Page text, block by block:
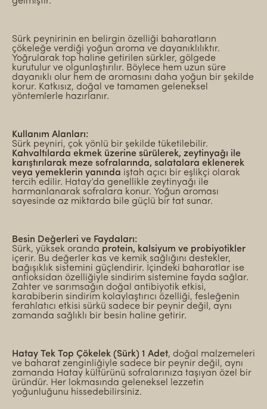
Sürk peynirinin en belirgin özelliği baharatların
çökeleğe verdiği yoğun aroma ve dayanıklılıktır.
Yoğrularak top haline getirilen sürkler, gölgede
kurutulur ve olgunlaştırılır. Böylece hem uzun süre
dayanıklı olur hem de aromasını daha yoğun bir şekilde
korur. Katkısız, doğal ve tamamen geleneksel
yöntemlerle hazırlanır.
Kullanım Alanları:
Sürk peyniri, çok yönlü bir şekilde tüketilebilir.
Kahvaltılarda ekmek üzerine sürülerek, zeytinyağı ile
karıştırılarak meze sofralarında, salatalara eklenerek
veya yemeklerin yanında iştah açıcı bir eşlikçi olarak
tercih edilir. Hatay’da genellikle zeytinyağı ile
harmanlanarak sofralara konur. Yoğun aroması
sayesinde az miktarda bile güçlü bir tat sunar.
Besin Değerleri ve Faydaları:
Sürk, yüksek oranda protein, kalsiyum ve probiyotikler
içerir. Bu değerler kas ve kemik sağlığını destekler,
bağışıklık sistemini güçlendirir. İçindeki baharatlar ise
antioksidan özelliğiyle sindirim sistemine fayda sağlar.
Zahter ve sarımsağın doğal antibiyotik etkisi,
karabiberin sindirim kolaylaştırıcı özelliği, fesleğenin
ferahlatıcı etkisi sürkü sadece bir peynir değil, aynı
zamanda sağlıklı bir besin haline getirir.
Hatay Tek Top Çökelek (Sürk) 1 Adet, doğal malzemeleri
ve baharat zenginliğiyle sadece bir peynir değil, aynı
zamanda Hatay kültürünü sofralarınıza taşıyan özel bir
üründür. Her lokmasında geleneksel lezzetin
yoğunluğunu hissedebilirsiniz.